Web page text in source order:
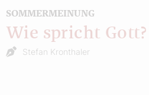
SOMMERMEINUNG
Wie spricht Gott?
Stefan Kronthaler